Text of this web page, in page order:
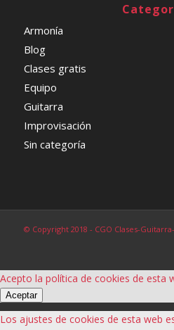
Armonía
Blog
Clases gratis
Equipo
Guitarra
Improvisación
Sin categoría
© Copyright 2018 - CGO Clases-
Acepto la política de cookies de esta
Aceptar
Los ajustes de cookies de esta web